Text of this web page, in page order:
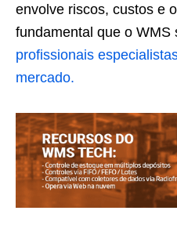
envolve riscos, custos e
fundamental que o WMS
profissionais
mercado.